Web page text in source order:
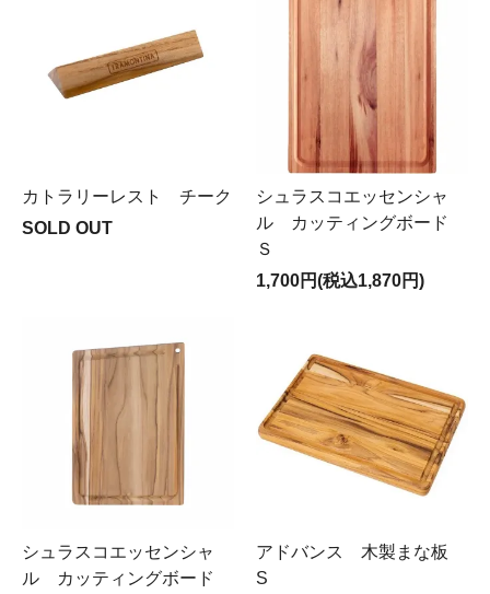
カトラリーレスト チーク
SOLD OUT
シュラスコエッセンシャ
ル カッティングボード
Ｓ
1,700円(税込1,870円)
シュラスコエッセンシャ
ル カッティングボード
アドバンス 木製まな板
S